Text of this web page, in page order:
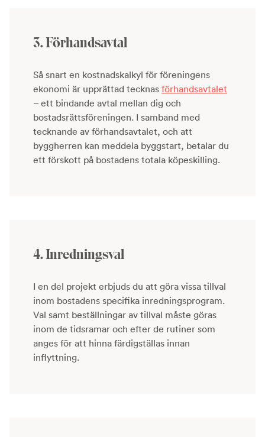
3. Förhandsavtal
Så snart en kostnadskalkyl för föreningens
ekonomi är upprättad tecknas förhandsavtalet
– ett bindande avtal mellan dig och
bostadsrättsföreningen. I samband med
tecknande av förhandsavtalet, och att
byggherren kan meddela byggstart, betalar du
ett förskott på bostadens totala köpeskilling.
4. Inredningsval
I en del projekt erbjuds du att göra vissa tillval
inom bostadens specifika inredningsprogram.
Val samt beställningar av tillval måste göras
inom de tidsramar och efter de rutiner som
anges för att hinna färdigställas innan
inflyttning.